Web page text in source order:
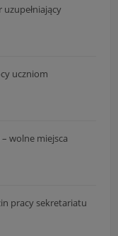
uczniom
wolne miejsca
pracy sekretariatu